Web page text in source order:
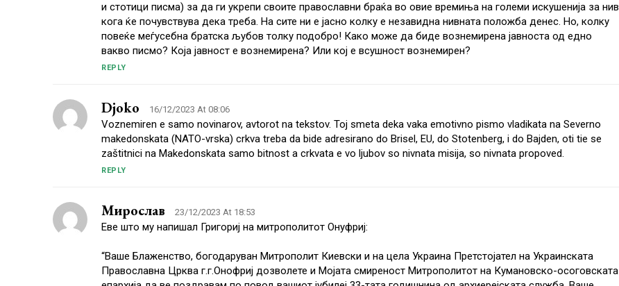
и стотици писма) за да ги укрепи своите православни браќа во овие времиња на големи искушенија за нив
кога ќе почувствува дека треба. На сите ни е јасно колку е незавидна нивната положба денес. Но, колку
повеќе меѓусебна братска љубов толку подобро! Како може да биде вознемирена јавноста од едно
вакво писмо? Која јавност е вознемирена? Или кој е всушност вознемирен?
REPLY
Djoko 16/12/2023 At 08:06
Voznemiren e samo novinarov, avtorot na tekstov. Toj smeta deka vaka emotivno pismo vladikata na Severno
makedonskata (NATO-vrska) crkva treba da bide adresirano do Brisel, EU, do Stotenberg, i do Bajden, oti tie se
zaštitnici na Makedonskata samo bitnost a crkvata e vo ljubov so nivnata misija, so nivnata propoved.
REPLY
Мирослав 23/12/2023 At 18:53
Еве што му напишал Григориј на митрополитот Онуфриј:
“Ваше Блаженство, богодаруван Митрополит Киевски и на цела Украина Претстојател на Украинската
Православна Црква г.г.Онофриј дозволете и Мојата смиреност Митрополитот на Кумановско-осоговската